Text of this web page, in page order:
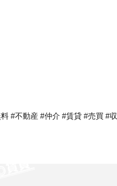
#不動産 #仲介 #賃貸 #売買 #収